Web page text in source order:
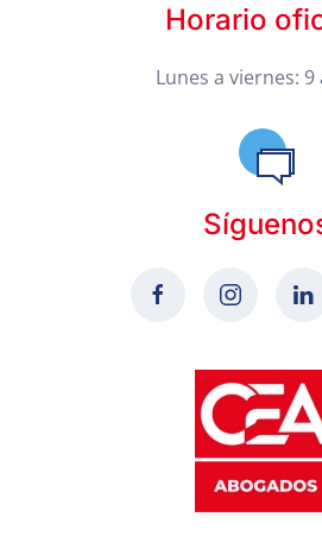
Horario
Lunes a viernes: 9